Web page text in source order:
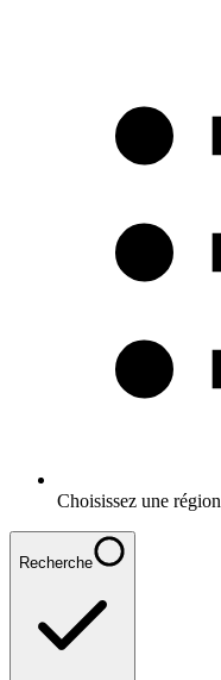
Choisissez une région
Recherche